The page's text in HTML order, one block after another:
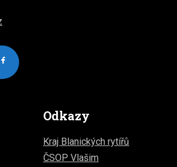
Odkazy
Kraj Blanických rytířů
ČSOP Vlašim